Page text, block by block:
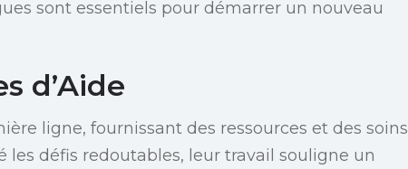
sont essentiels pour démarrer un nouveau
d’Aide
ligne, fournissant des ressources et des soins
les défis redoutables, leur travail souligne un